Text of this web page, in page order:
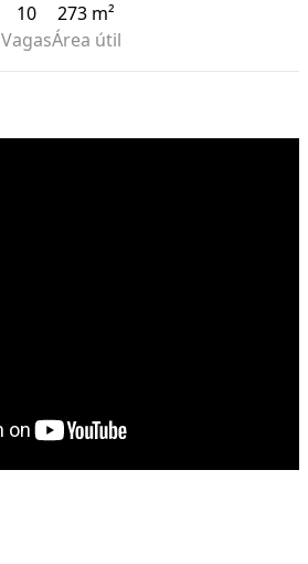
10
Vagas
273 m²
Área útil